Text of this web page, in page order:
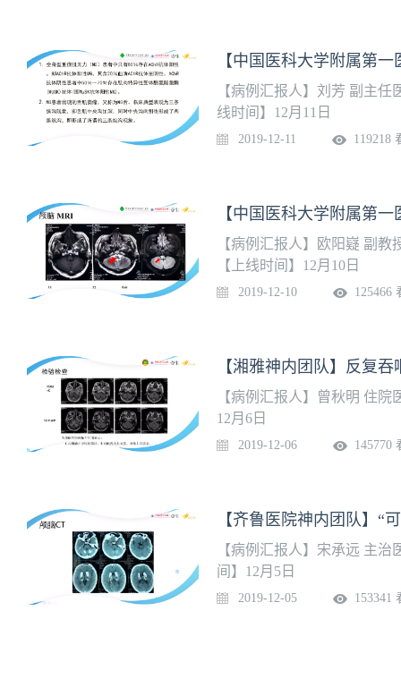
【中国医科大学附属第
【病例汇报人】刘芳 副主
线时间】12月11日
2019-12-11 119218
【中国医科大学附属第
【病例汇报人】欧阳嶷 副
【上线时间】12月10日
2019-12-10 125466
【湘雅神内团队】反复
【病例汇报人】曾秋明 住
12月6日
2019-12-06 145770
【齐鲁医院神内团队】“
【病例汇报人】宋承远 主
间】12月5日
2019-12-05 153341